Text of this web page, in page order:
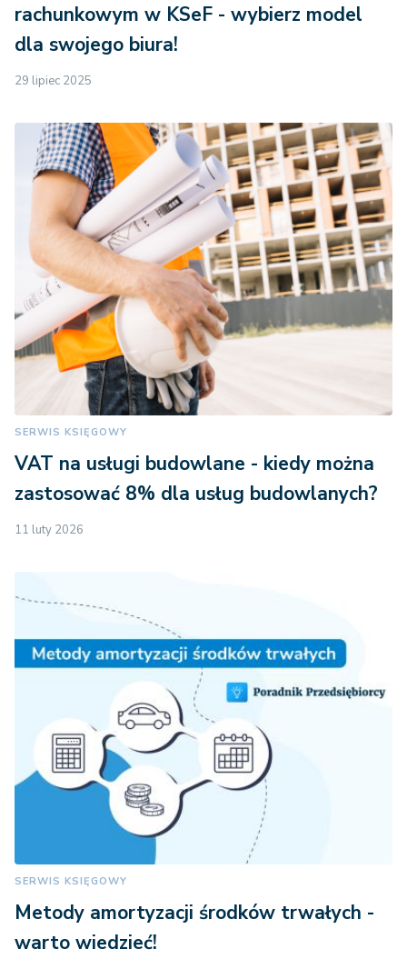
rachunkowym w KSeF - wybierz model
dla swojego biura!
29 lipiec 2025
SERWIS KSIĘGOWY
VAT na usługi budowlane - kiedy można
zastosować 8% dla usług budowlanych?
11 luty 2026
SERWIS KSIĘGOWY
Metody amortyzacji środków trwałych -
warto wiedzieć!